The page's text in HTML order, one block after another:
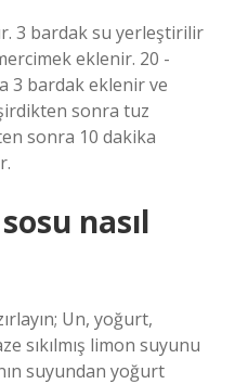
3 bardak su yerleştirilir
eklenir. 20 -
3 bardak eklenir ve
sonra tuz
sonra 10 dakika
nasıl
Un, yoğurt,
sıkılmış limon suyunu
suyundan yoğurt